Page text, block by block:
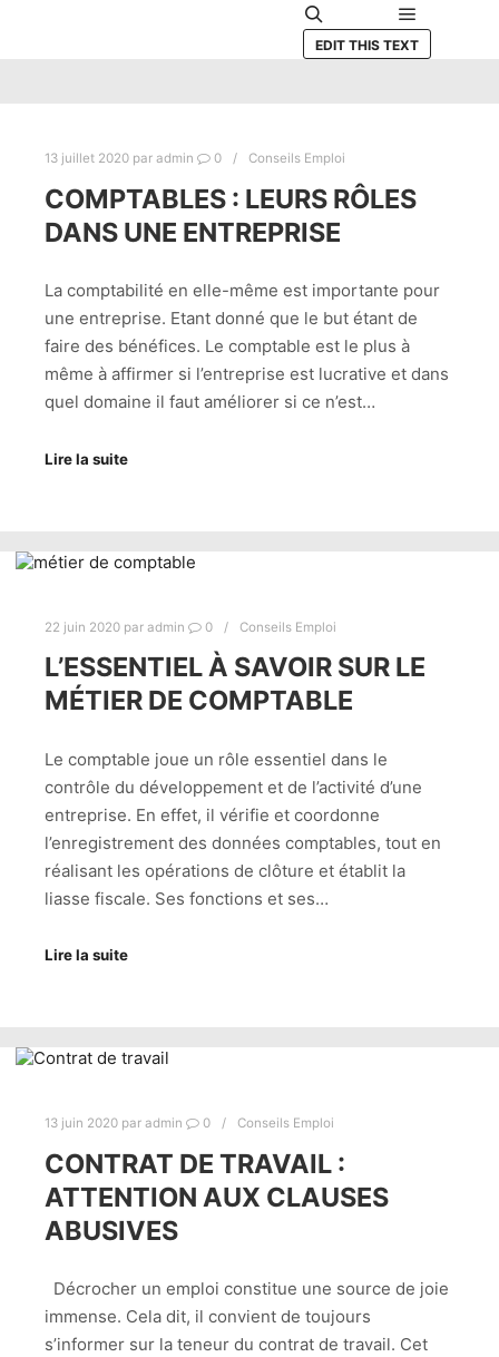
Rechercher Menu
EDIT THIS TEXT
13 juillet 2020 par admin 0 Conseils Emploi
COMPTABLES : LEURS RÔLES
DANS UNE ENTREPRISE
La comptabilité en elle-même est importante pour
une entreprise. Etant donné que le but étant de
faire des bénéfices. Le comptable est le plus à
même à affirmer si l’entreprise est lucrative et dans
quel domaine il faut améliorer si ce n’est…
Lire la suite
22 juin 2020 par admin 0 Conseils Emploi
L’ESSENTIEL À SAVOIR SUR LE
MÉTIER DE COMPTABLE
Le comptable joue un rôle essentiel dans le
contrôle du développement et de l’activité d’une
entreprise. En effet, il vérifie et coordonne
l’enregistrement des données comptables, tout en
réalisant les opérations de clôture et établit la
liasse fiscale. Ses fonctions et ses…
Lire la suite
13 juin 2020 par admin 0 Conseils Emploi
CONTRAT DE TRAVAIL :
ATTENTION AUX CLAUSES
ABUSIVES
Décrocher un emploi constitue une source de joie
immense. Cela dit, il convient de toujours
s’informer sur la teneur du contrat de travail. Cet